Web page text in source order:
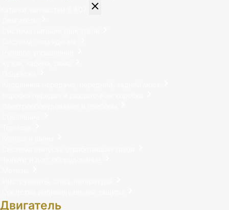
Двигатель